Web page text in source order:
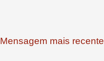
Mensagem mais recente